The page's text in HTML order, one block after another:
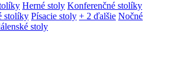
Herné stoly Konferenčné stolíky
stolíky Písacie stoly + 2 ďalšie Nočné
stoly